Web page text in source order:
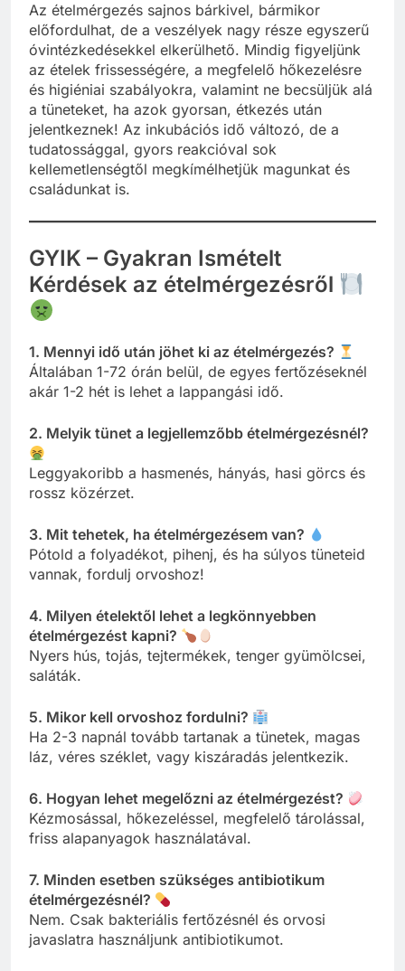
Az ételmérgezés sajnos bárkivel, bármikor
előfordulhat, de a veszélyek nagy része egyszerű
óvintézkedésekkel elkerülhető. Mindig figyeljünk
az ételek frissességére, a megfelelő hőkezelésre
és higiéniai szabályokra, valamint ne becsüljük alá
a tüneteket, ha azok gyorsan, étkezés után
jelentkeznek! Az inkubációs idő változó, de a
tudatossággal, gyors reakcióval sok
kellemetlenségtől megkímélhetjük magunkat és
családunkat is.
GYIK – Gyakran Ismételt
Kérdések az ételmérgezésről
1. Mennyi idő után jöhet ki az ételmérgezés?
Általában 1-72 órán belül, de egyes fertőzéseknél
akár 1-2 hét is lehet a lappangási idő.
2. Melyik tünet a legjellemzőbb ételmérgezésnél?
Leggyakoribb a hasmenés, hányás, hasi görcs és
rossz közérzet.
3. Mit tehetek, ha ételmérgezésem van?
Pótold a folyadékot, pihenj, és ha súlyos tüneteid
vannak, fordulj orvoshoz!
4. Milyen ételektől lehet a legkönnyebben
ételmérgezést kapni?
Nyers hús, tojás, tejtermékek, tenger gyümölcsei,
saláták.
5. Mikor kell orvoshoz fordulni?
Ha 2-3 napnál tovább tartanak a tünetek, magas
láz, véres széklet, vagy kiszáradás jelentkezik.
6. Hogyan lehet megelőzni az ételmérgezést?
Kézmosással, hőkezeléssel, megfelelő tárolással,
friss alapanyagok használatával.
7. Minden esetben szükséges antibiotikum
ételmérgezésnél?
Nem. Csak bakteriális fertőzésnél és orvosi
javaslatra használjunk antibiotikumot.